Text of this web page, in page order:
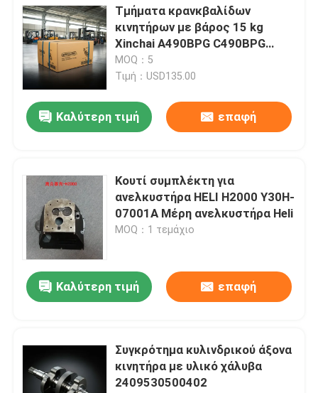
Τμήματα κρανκβαλίδων
κινητήρων με βάρος 15 kg
Xinchai A490BPG C490BPG
Τμήματα κινητήρων ντίζελ
MOQ：5
Τιμή：USD135.00
Καλύτερη τιμή επαφή
Κουτί συμπλέκτη για
ανελκυστήρα HELI H2000 Y30H-
07001A Μέρη ανελκυστήρα Heli
MOQ：1 τεμάχιο
Καλύτερη τιμή επαφή
Συγκρότημα κυλινδρικού άξονα
κινητήρα με υλικό χάλυβα
2409530500402